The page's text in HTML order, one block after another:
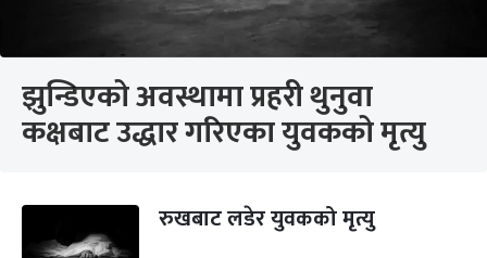
झुन्डिएको अवस्थामा प्रहरी थुनुवा
कक्षबाट उद्धार गरिएका युवकको मृत्यु
रुखबाट लडेर युवकको मृत्यु